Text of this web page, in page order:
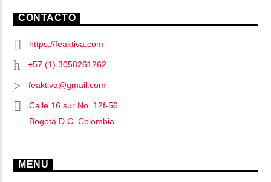
CONTACTO
https://feaktiva.com
+57 (1) 3058261262
feaktiva@gmail.com
Calle 16 sur No. 12f-56
Bogotá D.C. Colombia
MENU